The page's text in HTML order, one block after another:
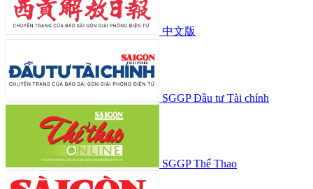
中文版
SGGP Đầu tư Tài chính
SGGP Thể Thao